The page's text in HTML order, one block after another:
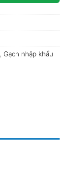
Gạch nhập khẩu